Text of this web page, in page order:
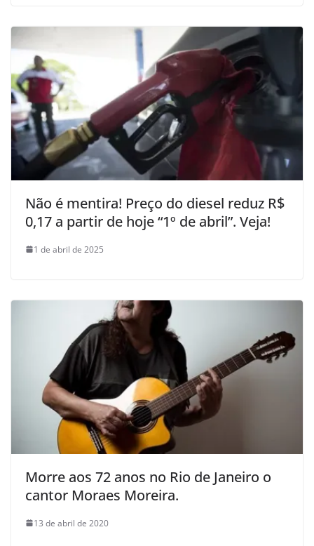
Não é mentira! Preço do diesel reduz R$
0,17 a partir de hoje “1º de abril”. Veja!
1 de abril de 2025
Morre aos 72 anos no Rio de Janeiro o
cantor Moraes Moreira.
13 de abril de 2020